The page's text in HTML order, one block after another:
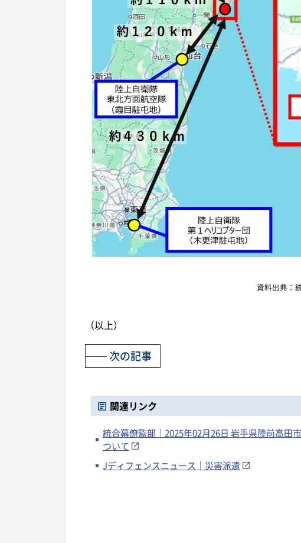
資料出典：
（以上）
次の記事
関連リンク
統合幕僚監部｜2025年02月26日 岩手県陸前高田
ついて
Jディフェンスニュース｜災害派遣